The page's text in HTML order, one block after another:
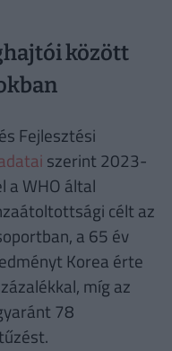
között
Fejlesztési
szerint 2023-
a WHO által
célt az
a 65 év
Korea érte
míg az
78